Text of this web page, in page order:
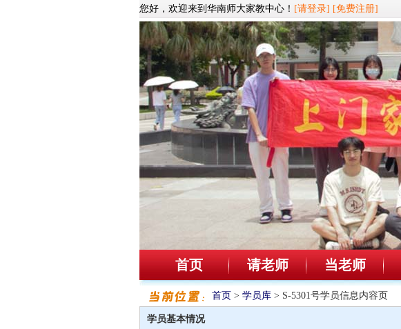
您好，欢迎来到华南师大家教中心！ [请登录] [免费注册]
首页 请老师 当老师
首页 > 学员库 > S-5301号学员信息内容页
学员基本情况